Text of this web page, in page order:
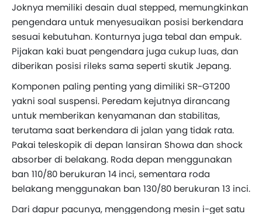
Joknya memiliki desain dual stepped, memungkinkan
pengendara untuk menyesuaikan posisi berkendara
sesuai kebutuhan. Konturnya juga tebal dan empuk.
Pijakan kaki buat pengendara juga cukup luas, dan
diberikan posisi rileks sama seperti skutik Jepang.
Komponen paling penting yang dimiliki SR-GT200
yakni soal suspensi. Peredam kejutnya dirancang
untuk memberikan kenyamanan dan stabilitas,
terutama saat berkendara di jalan yang tidak rata.
Pakai teleskopik di depan lansiran Showa dan shock
absorber di belakang. Roda depan menggunakan
ban 110/80 berukuran 14 inci, sementara roda
belakang menggunakan ban 130/80 berukuran 13 inci.
Dari dapur pacunya, menggendong mesin i-get satu